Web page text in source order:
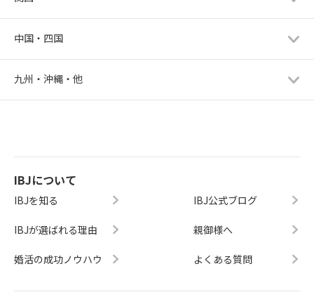
中国・四国
九州・沖縄・他
IBJについて
IBJを知る
IBJが選ばれる理由
婚活の成功ノウハウ
IBJ公式ブログ
親御様へ
よくある質問